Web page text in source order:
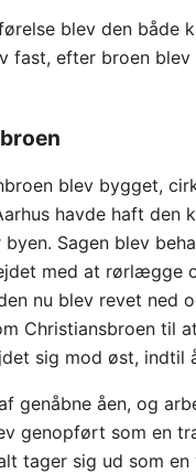
blev den både
fast, efter broen
blev bygget,
havde haft
Sagen blev
med at rørlægge
nu blev revet
Christiansbroen til
sig mod øst, indtil
genåbne åen, og
genopført som en
tager sig ud som